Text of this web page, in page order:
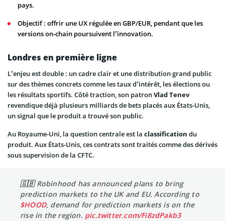
pays.
Objectif : offrir une UX régulée en GBP/EUR, pendant que les
versions on-chain poursuivent l’innovation.
Londres en première ligne
L’enjeu est double : un cadre clair et une distribution grand public
sur des thèmes concrets comme les taux d’intérêt, les élections ou
les résultats sportifs. Côté traction, son patronVlad Tenev
revendique déjà plusieurs milliards de bets placés aux États-Unis,
un signal que le produit a trouvé son public.
Au Royaume-Uni, la question centrale est la classification du
produit. Aux États-Unis, ces contrats sont traités comme des dérivés
sous supervision de la CFTC.
🇬🇧 Robinhood has announced plans to bring
prediction markets to the UK and EU. According to
$HOOD, demand for prediction markets is on the
rise in the region. pic.twitter.com/Fi8zdPakb3